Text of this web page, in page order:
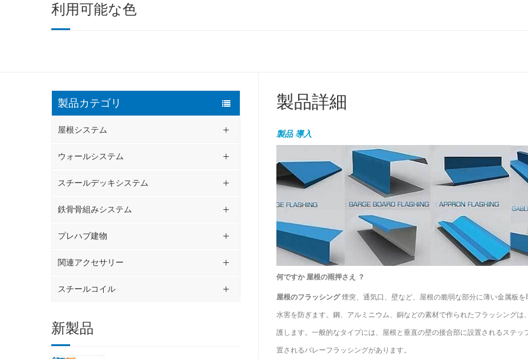
利用可能な色
製品カテゴリ
屋根システム
ウォールシステム
スチールデッキシステム
鉄骨骨組みシステム
プレハブ建物
関連アクセサリー
スチールコイル
新製品
製品詳細
製品導入
何ですか屋根の雨押さえ ？
屋根のフラッシング煙突、通気口、壁など、屋根の脆弱な部分に薄い金属板
水害を防ぎます。鋼、アルミニウム、銅などの素材で作られたフラッシング
護します。一般的なタイプには、屋根と垂直の壁の接合部に設置されるステ
置されるバレーフラッシングがあります。